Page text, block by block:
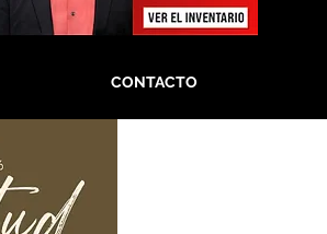
CONTACTO